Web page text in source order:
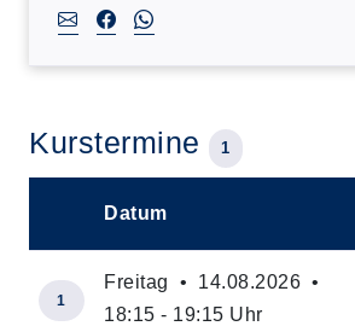
Kurstermine 1
Datum
1
Freitag • 14.08.2026 •
18:15 - 19:15 Uhr